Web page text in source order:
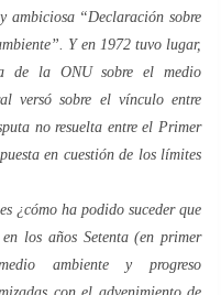
ambiciosa “Declaración sobre
”. Y en 1972 tuvo lugar,
de la ONU sobre el medio
versó sobre el vínculo entre
no resuelta entre el Primer
en cuestión de los límites
¿cómo ha podido suceder que
los años Setenta(en primer
ambiente y progreso